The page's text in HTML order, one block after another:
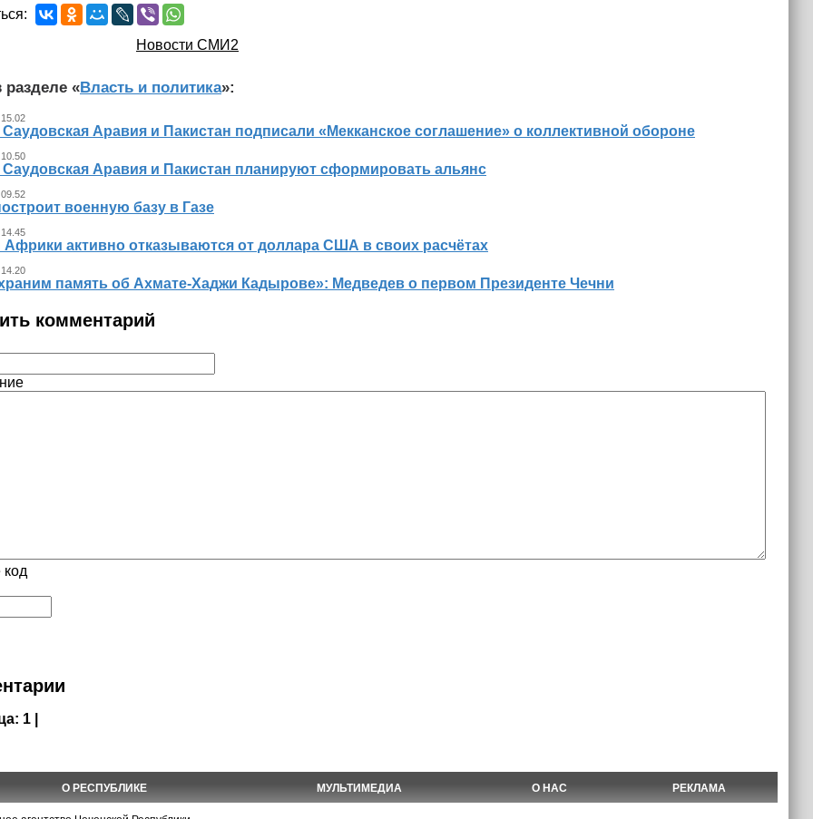
Новости СМИ2
разделе «Власть и политика»:
Саудовская Аравия и Пакистан подписали «Мекканское соглашение» о коллективной обороне
Саудовская Аравия и Пакистан планируют сформировать альянс
военную базу в Газе
активно отказываются от доллара США в своих расчётах
память об Ахмате-Хаджи Кадырове»: Медведев о первом Президенте Чечни
комментарий
код
1 |
О РЕСПУБЛИКЕ МУЛЬТИМЕДИА О НАС РЕКЛАМА